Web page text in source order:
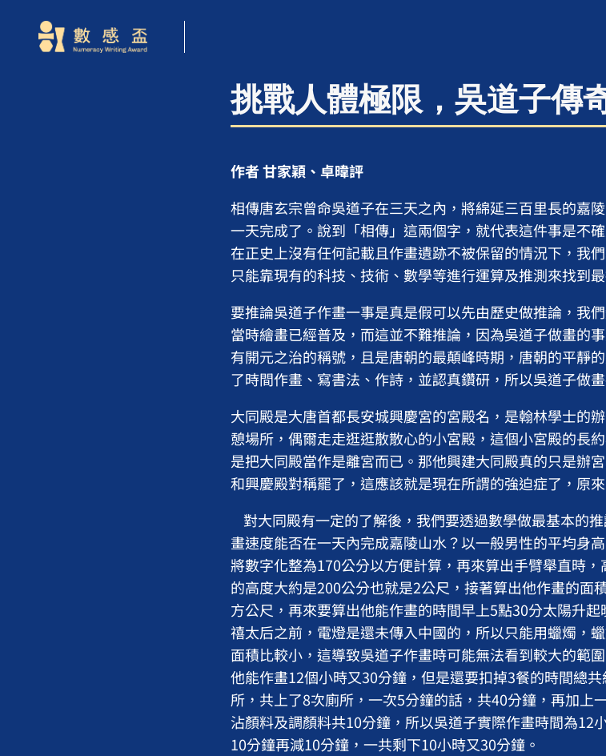
挑戰人體極限，吳道子傳
作者 甘家穎、卓暐評
相傳唐玄宗曾命吳道子在三天之內，將綿延三百里長的嘉
一天完成了。說到「相傳」這兩個字，就代表這件事是不
在正史上沒有任何記載且作畫遺跡不被保留的情況下，我
只能靠現有的科技、技術、數學等進行運算及推測來找到
要推論吳道子作畫一事是真是假可以先由歷史做推論，我
當時繪畫已經普及，而這並不難推論，因為吳道子做畫的
有開元之治的稱號，且是唐朝的最顛峰時期，唐朝的平靜
了時間作畫、寫書法、作詩，並認真鑽研，所以吳道子做
大同殿是大唐首都長安城興慶宮的宮殿名，是翰林學士的
憩場所，偶爾走走逛逛散散心的小宮殿，這個小宮殿的長
是把大同殿當作是離宮而已。那他興建大同殿真的只是辦
和興慶殿對稱罷了，這應該就是現在所謂的強迫症了，原
對大同殿有一定的了解後，我們要透過數學做最基本的
畫速度能否在一天內完成嘉陵山水？以一般男性的平均身
將數字化整為170公分以方便計算，再來算出手臂舉直時
的高度大約是200公分也就是2公尺，接著算出他作畫的面
方公尺，再來要算出他能作畫的時間早上5點30分太陽升
禧太后之前，電燈是還未傳入中國的，所以只能用蠟燭，
面積比較小，這導致吳道子作畫時可能無法看到較大的範
他能作畫12個小時又30分鐘，但是還要扣掉3餐的時間總
所，共上了8次廁所，一次5分鐘的話，共40分鐘，再加上
沾顏料及調顏料共10分鐘，所以吳道子實際作畫時間為12
10分鐘再減10分鐘，一共剩下10小時又30分鐘。